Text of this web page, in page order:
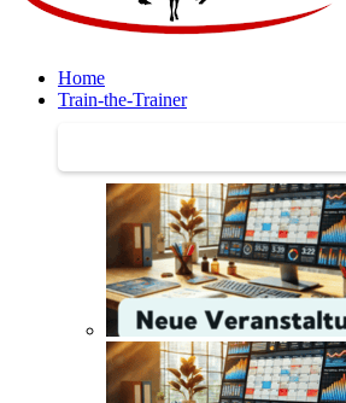
Home
Train-the-Trainer